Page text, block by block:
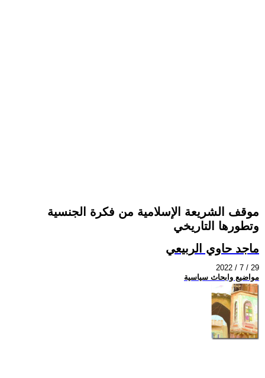
موقف الشريعة الإسلامية من فكرة الجنسية
وتطورها التاريخي
ماجد حاوي الربيعي
2022 / 7 / 29
مواضيع وابحاث سياسية